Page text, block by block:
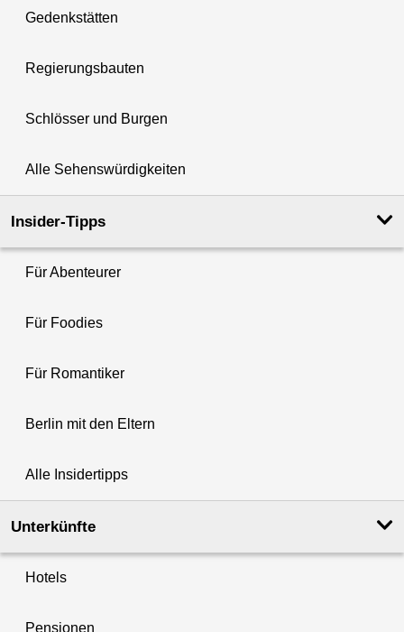
Gedenkstätten
Regierungsbauten
Schlösser und Burgen
Alle Sehenswürdigkeiten
Insider-Tipps
Für Abenteurer
Für Foodies
Für Romantiker
Berlin mit den Eltern
Alle Insidertipps
Unterkünfte
Hotels
Pensionen